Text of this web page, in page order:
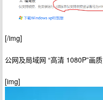
[/img]
公网及局域网 “高清 1080P”画质
[img]